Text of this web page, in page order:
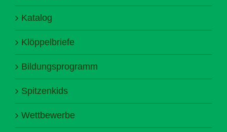
Katalog
Klöppelbriefe
Bildungsprogramm
Spitzenkids
Wettbewerbe